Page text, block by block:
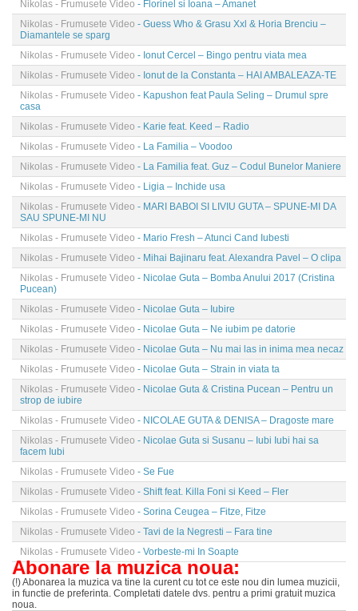
Nikolas - Frumusete Video - Florinel si Ioana – Amanet
Nikolas - Frumusete Video - Guess Who & Grasu Xxl & Horia Brenciu –
Diamantele se sparg
Nikolas - Frumusete Video - Ionut Cercel – Bingo pentru viata mea
Nikolas - Frumusete Video - Ionut de la Constanta – HAI AMBALEAZA-TE
Nikolas - Frumusete Video - Kapushon feat Paula Seling – Drumul spre
casa
Nikolas - Frumusete Video - Karie feat. Keed – Radio
Nikolas - Frumusete Video - La Familia – Voodoo
Nikolas - Frumusete Video - La Familia feat. Guz – Codul Bunelor Maniere
Nikolas - Frumusete Video - Ligia – Inchide usa
Nikolas - Frumusete Video - MARI BABOI SI LIVIU GUTA – SPUNE-MI DA
SAU SPUNE-MI NU
Nikolas - Frumusete Video - Mario Fresh – Atunci Cand Iubesti
Nikolas - Frumusete Video - Mihai Bajinaru feat. Alexandra Pavel – O clipa
Nikolas - Frumusete Video - Nicolae Guta – Bomba Anului 2017 (Cristina
Pucean)
Nikolas - Frumusete Video - Nicolae Guta – Iubire
Nikolas - Frumusete Video - Nicolae Guta – Ne iubim pe datorie
Nikolas - Frumusete Video - Nicolae Guta – Nu mai las in inima mea necaz
Nikolas - Frumusete Video - Nicolae Guta – Strain in viata ta
Nikolas - Frumusete Video - Nicolae Guta & Cristina Pucean – Pentru un
strop de iubire
Nikolas - Frumusete Video - NICOLAE GUTA & DENISA – Dragoste mare
Nikolas - Frumusete Video - Nicolae Guta si Susanu – Iubi Iubi hai sa
facem Iubi
Nikolas - Frumusete Video - Se Fue
Nikolas - Frumusete Video - Shift feat. Killa Foni si Keed – Fler
Nikolas - Frumusete Video - Sorina Ceugea – Fitze, Fitze
Nikolas - Frumusete Video - Tavi de la Negresti – Fara tine
Nikolas - Frumusete Video - Vorbeste-mi In Soapte
Abonare la muzica noua:
(!) Abonarea la muzica va tine la curent cu tot ce este nou din lumea muzicii,
in functie de preferinta. Completati datele dvs. pentru a primi gratuit muzica
noua.